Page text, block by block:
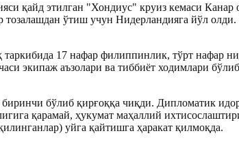
қайд этилган "Хондиус" круиз кемаси
ўтиш учун Нидерландияга йўл
17 нафар филиппинлик, тўрт нафар
экипаж аъзолари ва тиббиёт ходимлари
бўлиб қирғоққа чиқди. Дипломатик
қарамай, ҳукумат маҳаллий
уйга қайтишга ҳаракат қилмоқда.